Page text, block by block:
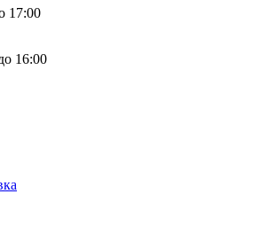
17:00
16:00